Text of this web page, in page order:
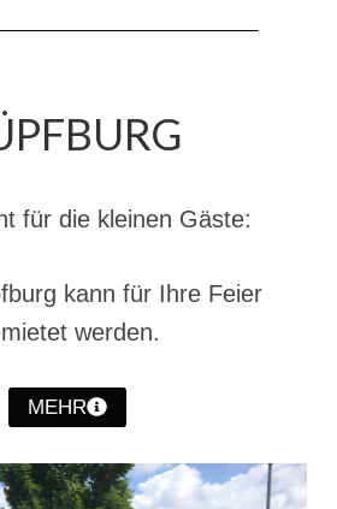
2022
ELW 1
HLF
für die kleinen Gäste:
kann für Ihre Feier
werden.
MEHR